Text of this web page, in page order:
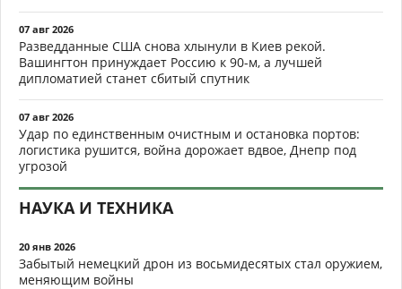
07 авг 2026
Разведданные США снова хлынули в Киев рекой.
Вашингтон принуждает Россию к 90-м, а лучшей
дипломатией станет сбитый спутник
07 авг 2026
Удар по единственным очистным и остановка портов:
логистика рушится, война дорожает вдвое, Днепр под
угрозой
НАУКА И ТЕХНИКА
20 янв 2026
Забытый немецкий дрон из восьмидесятых стал оружием,
меняющим войны